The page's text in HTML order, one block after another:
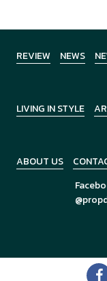
REVIEW NEWS
LIVING IN STYLE
ABOUT US
Copyright ©